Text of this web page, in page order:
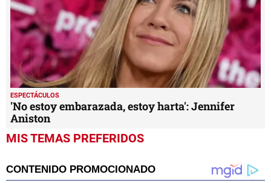
ESPECTÁCULOS
'No estoy embarazada, estoy harta': Jennifer
Aniston
MIS TEMAS PREFERIDOS